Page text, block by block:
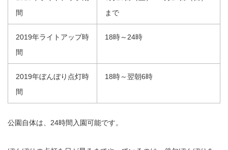
間
まで
2019年ライトアップ時
間
18時～24時
2019年ぼんぼり点灯時
間
18時～翌朝6時
公園自体は、24時間入園可能です。